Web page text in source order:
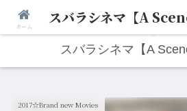
人生は“ひとりごと”から始まる。映
スバラシネマ【A
2017☆Brand new Movies
ホーム スバラシネマ【A